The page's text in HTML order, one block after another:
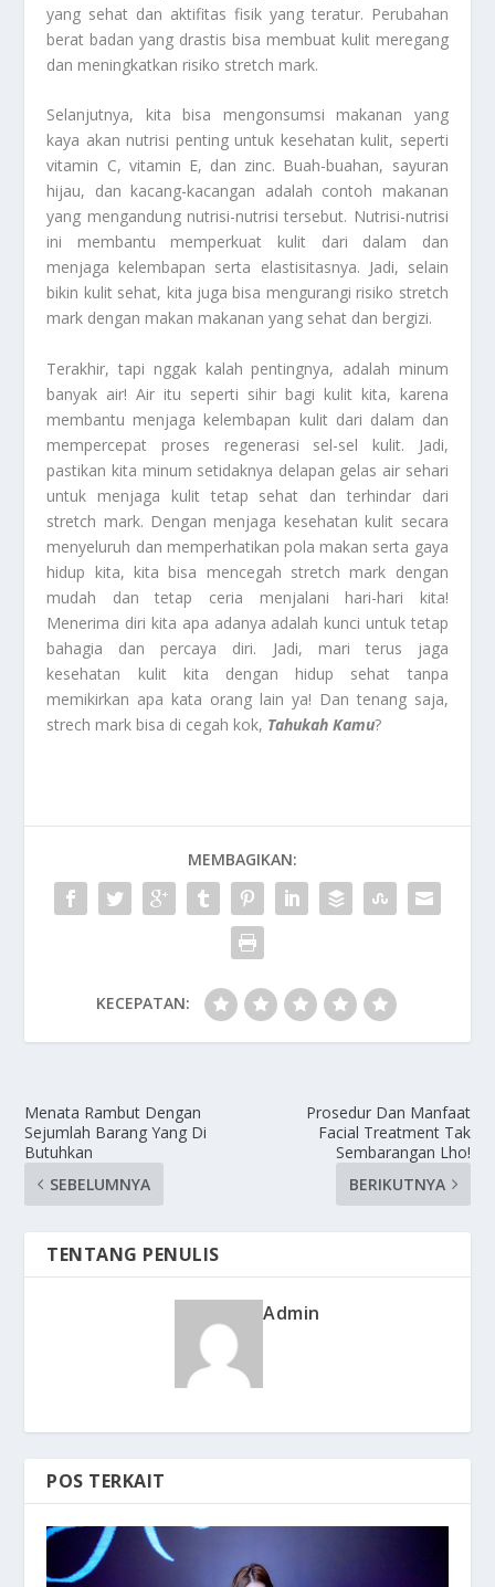
yang sehat dan aktifitas fisik yang teratur. Perubahan
berat badan yang drastis bisa membuat kulit meregang
dan meningkatkan risiko stretch mark.
Selanjutnya, kita bisa mengonsumsi makanan yang
kaya akan nutrisi penting untuk kesehatan kulit, seperti
vitamin C, vitamin E, dan zinc. Buah-buahan, sayuran
hijau, dan kacang-kacangan adalah contoh makanan
yang mengandung nutrisi-nutrisi tersebut. Nutrisi-nutrisi
ini membantu memperkuat kulit dari dalam dan
menjaga kelembapan serta elastisitasnya. Jadi, selain
bikin kulit sehat, kita juga bisa mengurangi risiko stretch
mark dengan makan makanan yang sehat dan bergizi.
Terakhir, tapi nggak kalah pentingnya, adalah minum
banyak air! Air itu seperti sihir bagi kulit kita, karena
membantu menjaga kelembapan kulit dari dalam dan
mempercepat proses regenerasi sel-sel kulit. Jadi,
pastikan kita minum setidaknya delapan gelas air sehari
untuk menjaga kulit tetap sehat dan terhindar dari
stretch mark. Dengan menjaga kesehatan kulit secara
menyeluruh dan memperhatikan pola makan serta gaya
hidup kita, kita bisa mencegah stretch mark dengan
mudah dan tetap ceria menjalani hari-hari kita!
Menerima diri kita apa adanya adalah kunci untuk tetap
bahagia dan percaya diri. Jadi, mari terus jaga
kesehatan kulit kita dengan hidup sehat tanpa
memikirkan apa kata orang lain ya! Dan tenang saja,
strech mark bisa di cegah kok, Tahukah Kamu?
MEMBAGIKAN:
KECEPATAN:
Menata Rambut Dengan
Sejumlah Barang Yang Di
Butuhkan
SEBELUMNYA
Prosedur Dan Manfaat
Facial Treatment Tak
Sembarangan Lho!
BERIKUTNYA
TENTANG PENULIS
Admin
POS TERKAIT